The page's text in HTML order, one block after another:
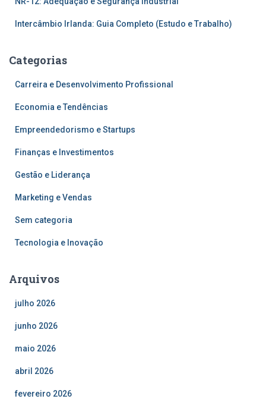
Intercâmbio Irlanda: Guia Completo (Estudo e Trabalho)
Categorias
Carreira e Desenvolvimento Profissional
Economia e Tendências
Empreendedorismo e Startups
Finanças e Investimentos
Gestão e Liderança
Marketing e Vendas
Sem categoria
Tecnologia e Inovação
Arquivos
julho 2026
junho 2026
maio 2026
abril 2026
fevereiro 2026